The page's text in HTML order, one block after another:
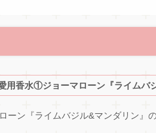
用香水①ジョーマローン『ライムバ
ーン『ライムバジル&マンダリン』